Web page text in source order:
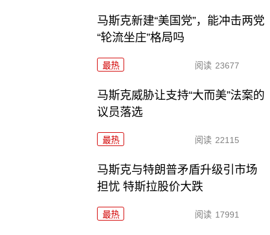
马斯克新建“美国党”，能冲击两党
“轮流坐庄”格局吗
最热 阅读 23677
马斯克威胁让支持“大而美”法案的
议员落选
最热 阅读 22115
马斯克与特朗普矛盾升级引市场
担忧 特斯拉股价大跌
最热 阅读 17991